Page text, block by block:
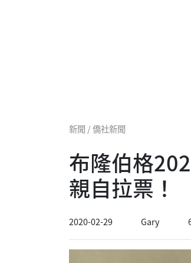
新聞 / 僑社新聞
布隆伯格
親自拉票！
2020-02-29 Gary